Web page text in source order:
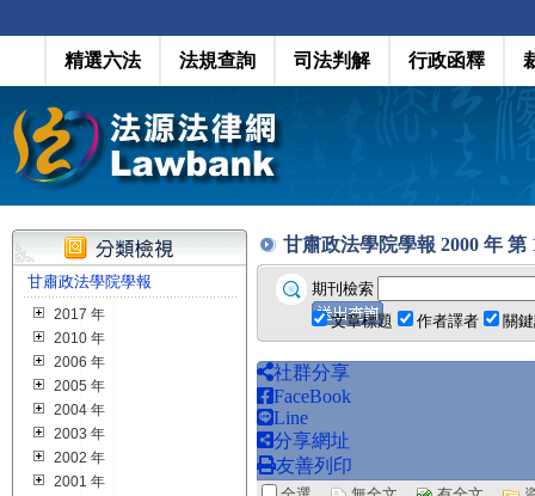
精選六法 法規查詢 司法判解 行政函釋
甘肅政法學院學報
2017 年
2010 年
2006 年
2005 年
2004 年
2003 年
2002 年
2001 年
甘肅政法學院學報 2000 年 第
期刊檢索
文章標題
作者譯者 關
社群分享
FaceBook
Line
分享網址
友善列印